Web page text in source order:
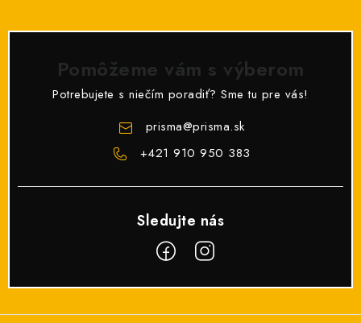
Pomôžeme vám s výberom
Potrebujete s niečím poradiť? Sme tu pre vás!
prisma@prisma.sk
+421 910 950 383